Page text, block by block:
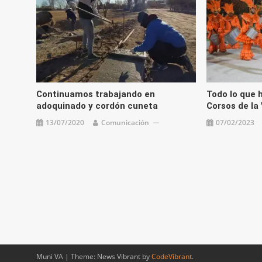
Continuamos trabajando en
adoquinado y cordón cuneta
13/07/2020 Comunicación
Todo lo que
Corsos de la
07/02/2023
Muni VA | Theme: News Vibrant byCodeVibrant.